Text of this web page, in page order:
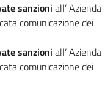
sanzioni all’ Azienda
comunicazione dei
sanzioni all’ Azienda
comunicazione dei